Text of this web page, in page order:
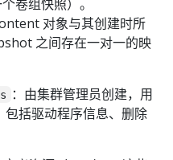
卷组快照）。
对象与其创建时所
之间存在一对一的映
：由集群管理员创建，用
括驱动程序信息、删除